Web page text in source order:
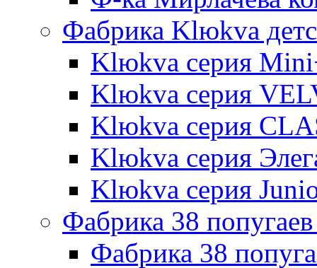
Фабрика Klюkva
Klюkva серия
Klюkva серия
Klюkva серия
Klюkva серия
Klюkva серия
Фабрика 38
Фабрика 38